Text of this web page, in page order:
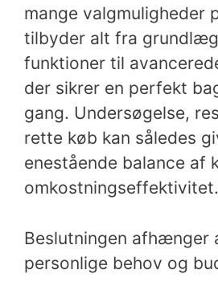
mange valgmuligheder
tilbyder alt fra
funktioner til
der sikrer en perfekt
gang. Undersøgelse,
rette køb kan således
enestående balance af
omkostningseffektivitet.
Beslutningen afhænger
personlige behov og